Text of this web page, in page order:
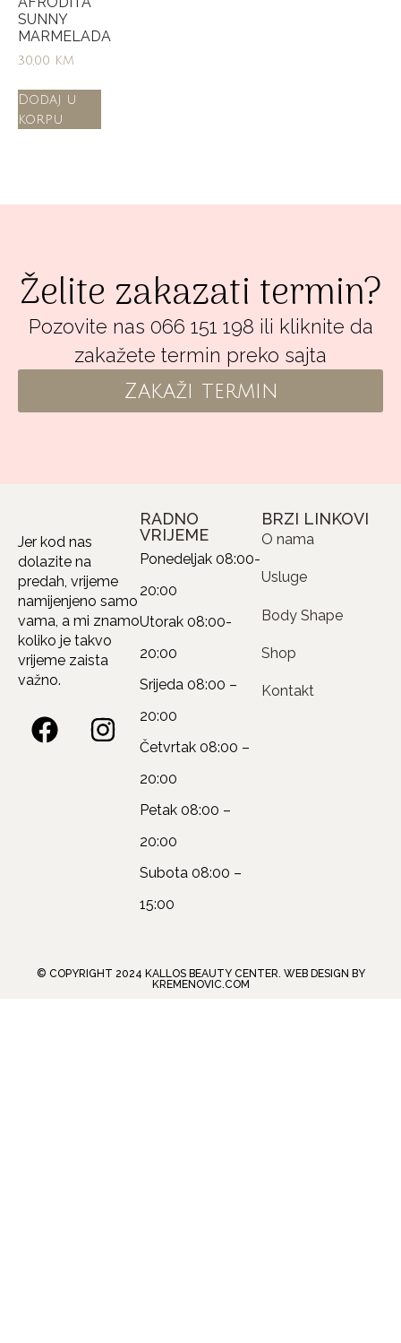
SUNNY
MARMELADA
30,00 KM
Dodaj u
korpu
Želite zakazati termin?
Pozovite nas 066 151 198 ili kliknite da
zakažete termin preko sajta
Zakaži termin
Jer kod nas
dolazite na
predah, vrijeme
namijenjeno samo
vama, a mi znamo
koliko je takvo
vrijeme zaista
važno.
RADNO
VRIJEME
Ponedeljak 08:00-
20:00
Utorak 08:00-
20:00
Srijeda 08:00 –
20:00
Četvrtak 08:00 –
20:00
Petak 08:00 –
20:00
Subota 08:00 –
15:00
BRZI LINKOVI
O nama
Usluge
Body Shape
Shop
Kontakt
© COPYRIGHT 2024 KALLOS BEAUTY CENTER. WEB DESIGN BY
KREMENOVIC.COM